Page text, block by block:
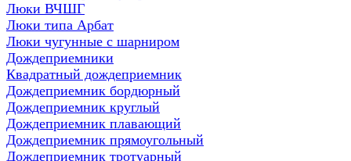
Люки ВЧШГ
Люки типа Арбат
Люки чугунные с шарниром
Дождеприемники
Квадратный дождеприемник
Дождеприемник бордюрный
Дождеприемник круглый
Дождеприемник плавающий
Дождеприемник прямоугольный
Дождеприемник тротуарный